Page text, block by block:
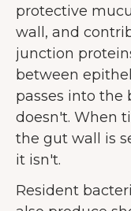
protective
wall, and
junction
between
passes into
doesn't. When
the gut wall is
it isn't.
Resident